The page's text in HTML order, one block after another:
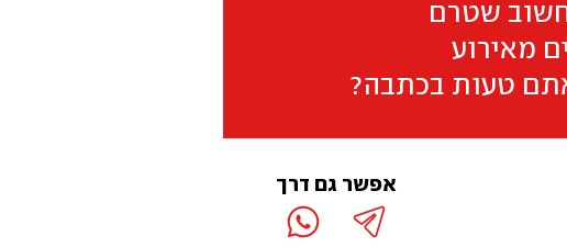
שטרם
מאירוע
טעות בכתבה?
אפשר גם דרך